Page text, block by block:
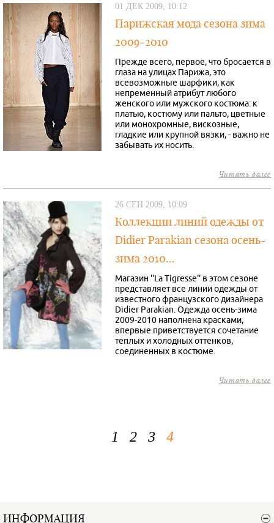
01 ДЕК 2009, 10:12
Парижская мода сезона зима
2009-2010
Прежде всего, первое, что бросается в
глаза на улицах Парижа, это
всевозможные шарфики, как
непременный атрибут любого
женского или мужского костюма: к
платью, костюму или пальто, цветные
или монохромные, вискозные,
гладкие или крупной вязки, - важно не
забывать их носить.
Читать далее
26 СЕН 2009, 10:09
Коллекции линий одежды от
Didier Parakian сезона осень-
зима 2010...
Магазин ''La Tigresse'' в этом сезоне
представляет все линии одежды от
известного французского дизайнера
Didier Parakian. Одежда осень-зима
2009-2010 наполнена красками,
впервые приветствуется сочетание
теплых и холодных оттенков,
соединенных в костюме.
Читать далее
1 2 3 4
ИНФОРМАЦИЯ